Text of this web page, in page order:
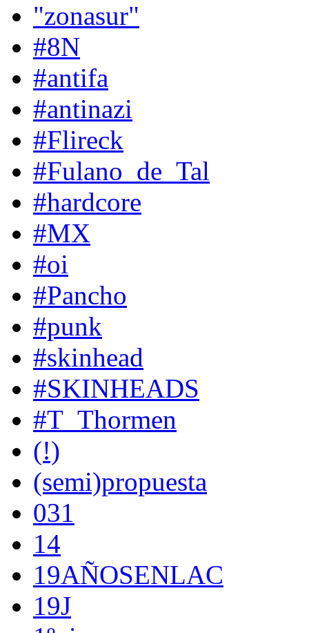
"zonasur"
#8N
#antifa
#antinazi
#Flireck
#Fulano_de_Tal
#hardcore
#MX
#oi
#Pancho
#punk
#skinhead
#SKINHEADS
#T_Thormen
(!)
(semi)propuesta
031
14
19AÑOSENLAC
19J